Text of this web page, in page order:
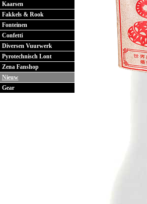
Kaarsen
Fakkels & Rook
Fonteinen
Confetti
Diversen Vuurwerk
Pyrotechnisch Lont
Zena Fanshop
Nieuw
Gear